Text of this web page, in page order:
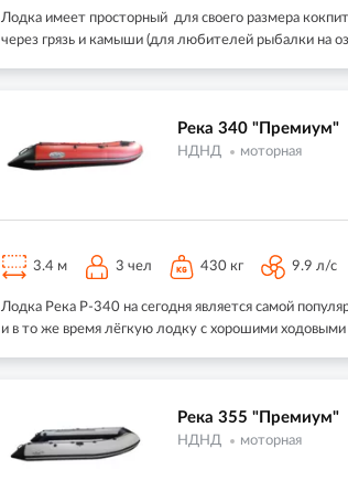
Лодка имеет просторный для своего размера
через грязь и камыши (для любителей рыбалки на
Река 340 "Премиум"
НДНД моторная
3.4 м 3 чел 430 кг 9.9 л/с
Лодка Река Р-340 на сегодня является самой
и в то же время лёгкую лодку с хорошими ходовыми
Река 355 "Премиум"
НДНД моторная